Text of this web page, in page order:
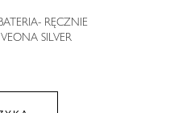
RĘCZNIE
SILVER